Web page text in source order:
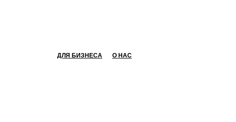
ДЛЯ БИЗНЕСА О НАС